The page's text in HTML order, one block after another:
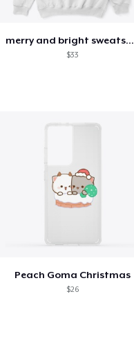
merry and bright sweatshirt christmas
$33
Peach Goma Christmas
$26